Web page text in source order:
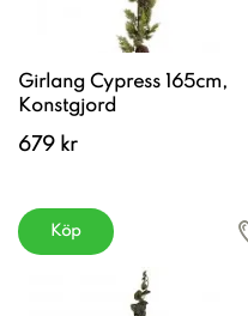
Girlang Cypress 165cm,
Konstgjord
679 kr
Köp